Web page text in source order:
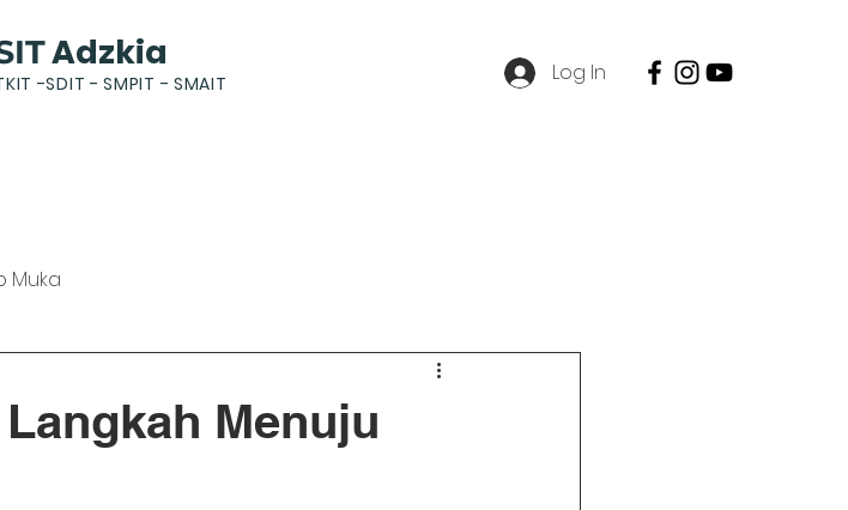
Adzkia
-SDIT - SMPIT - SMAIT Log In
Muka
Menuju